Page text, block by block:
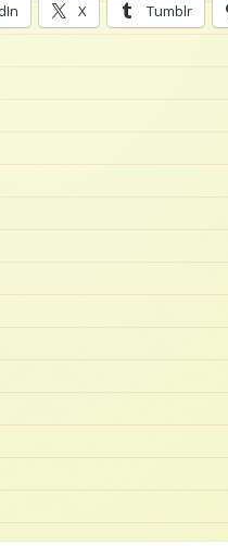
X Tumblr